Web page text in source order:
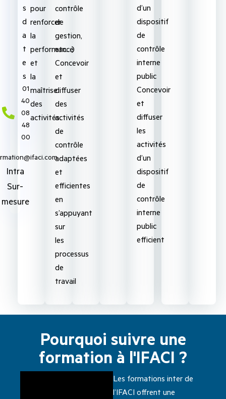
Intra
Sur-
mesure
s
d
a
t
e
s
‭01
40
08
48
00‬
pour
renforcer
la
performance
et
la
maîtrise
des
activités.
contrôle
de
gestion,
etc…)
Concevoir
et
diffuser
des
activités
de
contrôle
adaptées
et
efficientes
en
s’appuyant
sur
les
processus
de
travail
d’un
dispositif
de
contrôle
interne
public
Concevoir
et
diffuser
les
activités
d’un
dispositif
de
contrôle
interne
public
efficient
Pourquoi suivre une
formation à l'IFACI ?
Les formations inter de
l’IFACI offrent une